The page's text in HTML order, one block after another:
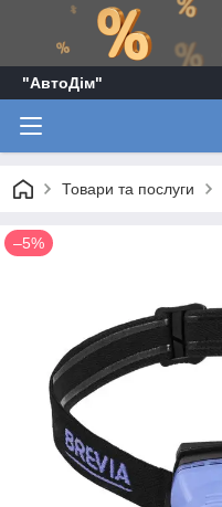
"АвтоДім"
Товари та послуги
–5%